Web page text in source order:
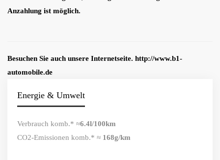
Anzahlung ist möglich.
Besuchen Sie auch unsere Internetseite. http://www.b1-
automobile.de
Energie & Umwelt
Verbrauch komb.* ≈6.4l/100km
CO2-Emissionen komb.* ≈ 168g/km